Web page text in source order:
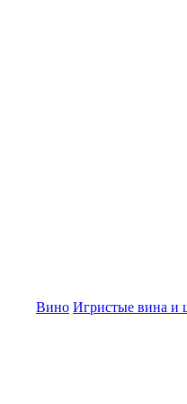
Вино Игристые вина и